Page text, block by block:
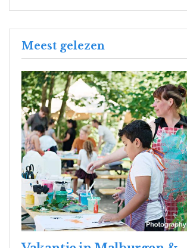
Meest gelezen